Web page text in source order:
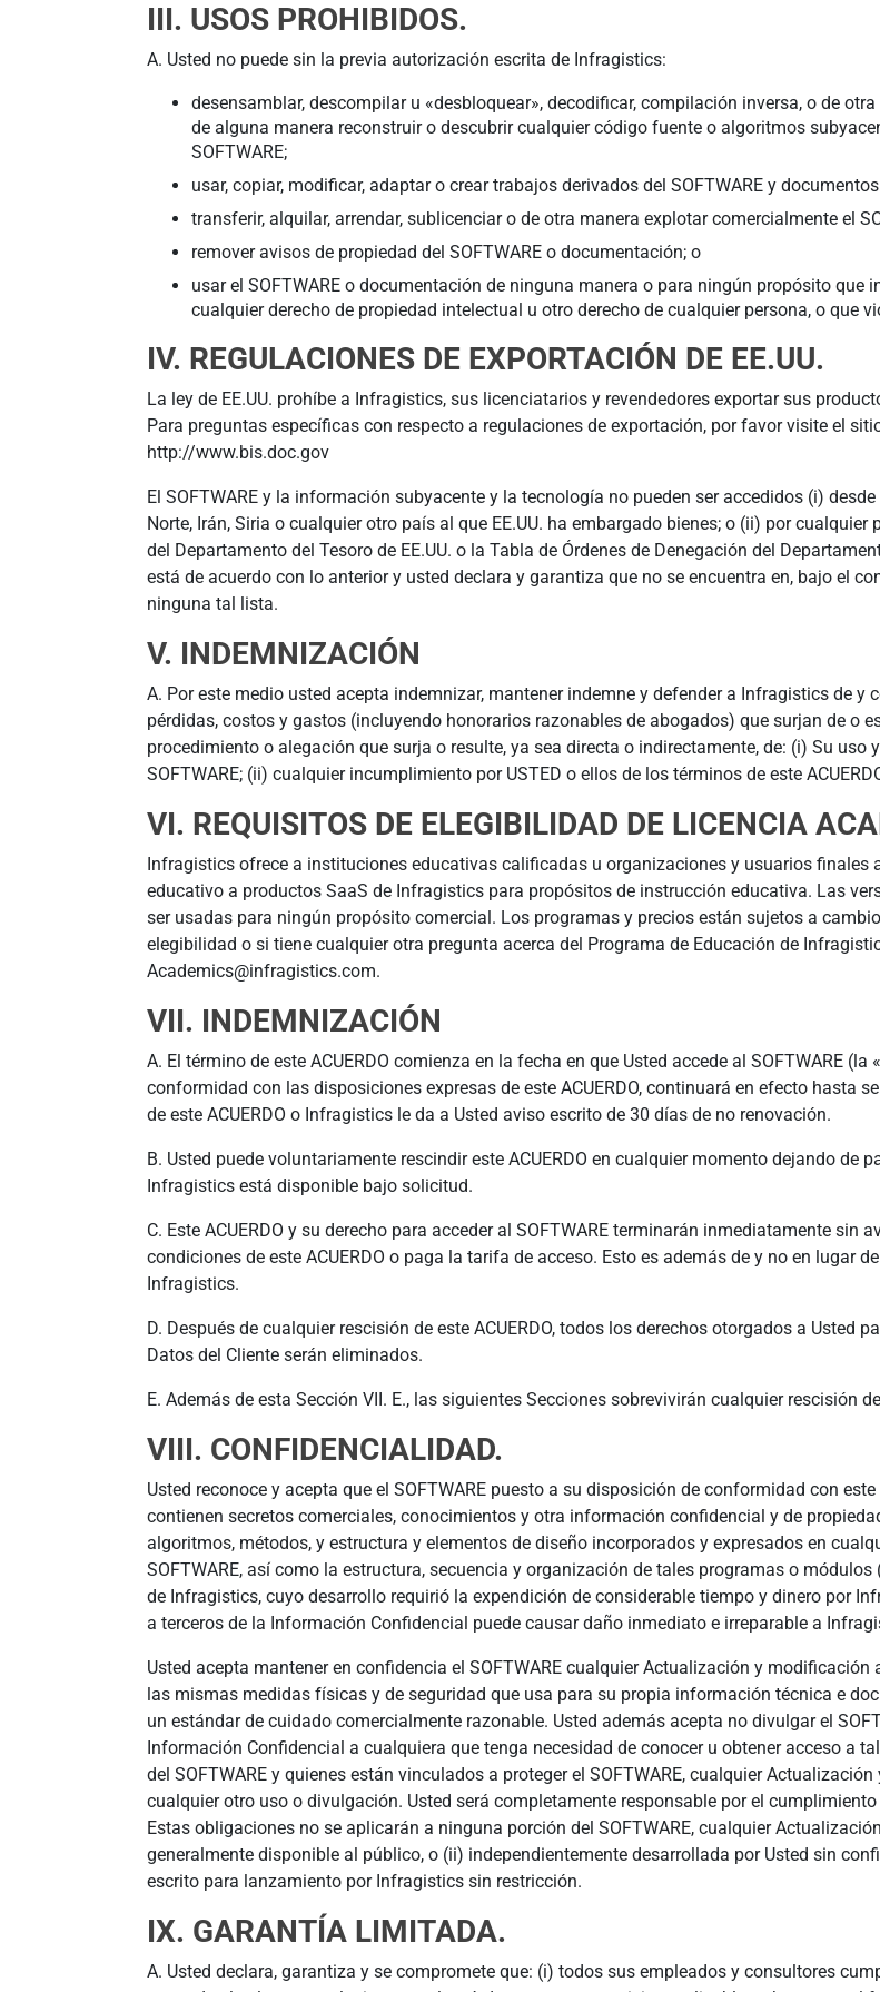
III. USOS PROHIBIDOS.
A. Usted no puede sin la previa autorización escrita de Infragistics:
desensamblar, descompilar u «desbloquear», decodificar, compilación inversa, o de
de alguna manera reconstruir o descubrir cualquier código fuente o algoritmos
SOFTWARE;
usar, copiar, modificar, adaptar o crear trabajos derivados del SOFTWARE y
transferir, alquilar, arrendar, sublicenciar o de otra manera explotar comercialmente el
remover avisos de propiedad del SOFTWARE o documentación; o
usar el SOFTWARE o documentación de ninguna manera o para ningún propósito
cualquier derecho de propiedad intelectual u otro derecho de cualquier persona, o que
IV. REGULACIONES DE EXPORTACIÓN DE EE.UU.
La ley de EE.UU. prohíbe a Infragistics, sus licenciatarios y revendedores exportar sus
Para preguntas específicas con respecto a regulaciones de exportación, por favor visite el
http://www.bis.doc.gov
El SOFTWARE y la información subyacente y la tecnología no pueden ser accedidos (i)
Norte, Irán, Siria o cualquier otro país al que EE.UU. ha embargado bienes; o (ii) por
del Departamento del Tesoro de EE.UU. o la Tabla de Órdenes de Denegación del
está de acuerdo con lo anterior y usted declara y garantiza que no se encuentra en, bajo el
ninguna tal lista.
V. INDEMNIZACIÓN
A. Por este medio usted acepta indemnizar, mantener indemne y defender a Infragistics de
pérdidas, costos y gastos (incluyendo honorarios razonables de abogados) que surjan de o
procedimiento o alegación que surja o resulte, ya sea directa o indirectamente, de: (i) Su uso
SOFTWARE; (ii) cualquier incumplimiento por USTED o ellos de los términos de este
VI. REQUISITOS DE ELEGIBILIDAD DE LICENCIA
Infragistics ofrece a instituciones educativas calificadas u organizaciones y usuarios finales
educativo a productos SaaS de Infragistics para propósitos de instrucción educativa. Las
ser usadas para ningún propósito comercial. Los programas y precios están sujetos a
elegibilidad o si tiene cualquier otra pregunta acerca del Programa de Educación de
Academics@infragistics.com.
VII. INDEMNIZACIÓN
A. El término de este ACUERDO comienza en la fecha en que Usted accede al SOFTWARE
conformidad con las disposiciones expresas de este ACUERDO, continuará en efecto hasta
de este ACUERDO o Infragistics le da a Usted aviso escrito de 30 días de no renovación.
B. Usted puede voluntariamente rescindir este ACUERDO en cualquier momento dejando de
Infragistics está disponible bajo solicitud.
C. Este ACUERDO y su derecho para acceder al SOFTWARE terminarán inmediatamente
condiciones de este ACUERDO o paga la tarifa de acceso. Esto es además de y no en lugar
Infragistics.
D. Después de cualquier rescisión de este ACUERDO, todos los derechos otorgados a Usted
Datos del Cliente serán eliminados.
E. Además de esta Sección VII. E., las siguientes Secciones sobrevivirán cualquier rescisión de
VIII. CONFIDENCIALIDAD.
Usted reconoce y acepta que el SOFTWARE puesto a su disposición de conformidad con
contienen secretos comerciales, conocimientos y otra información confidencial y de
algoritmos, métodos, y estructura y elementos de diseño incorporados y expresados en
SOFTWARE, así como la estructura, secuencia y organización de tales programas o
de Infragistics, cuyo desarrollo requirió la expendición de considerable tiempo y dinero por
a terceros de la Información Confidencial puede causar daño inmediato e irreparable a
Usted acepta mantener en confidencia el SOFTWARE cualquier Actualización y
las mismas medidas físicas y de seguridad que usa para su propia información técnica e
un estándar de cuidado comercialmente razonable. Usted además acepta no divulgar el
Información Confidencial a cualquiera que tenga necesidad de conocer u obtener acceso a
del SOFTWARE y quienes están vinculados a proteger el SOFTWARE, cualquier
cualquier otro uso o divulgación. Usted será completamente responsable por el
Estas obligaciones no se aplicarán a ninguna porción del SOFTWARE, cualquier
generalmente disponible al público, o (ii) independientemente desarrollada por Usted sin
escrito para lanzamiento por Infragistics sin restricción.
IX. GARANTÍA LIMITADA.
A. Usted declara, garantiza y se compromete que: (i) todos sus empleados y consultores